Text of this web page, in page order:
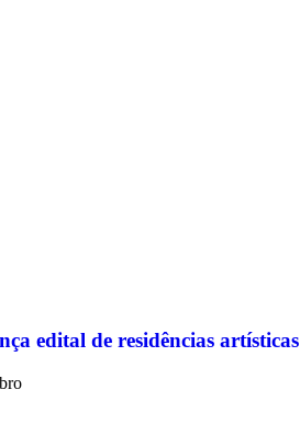
edital de residências artísticas